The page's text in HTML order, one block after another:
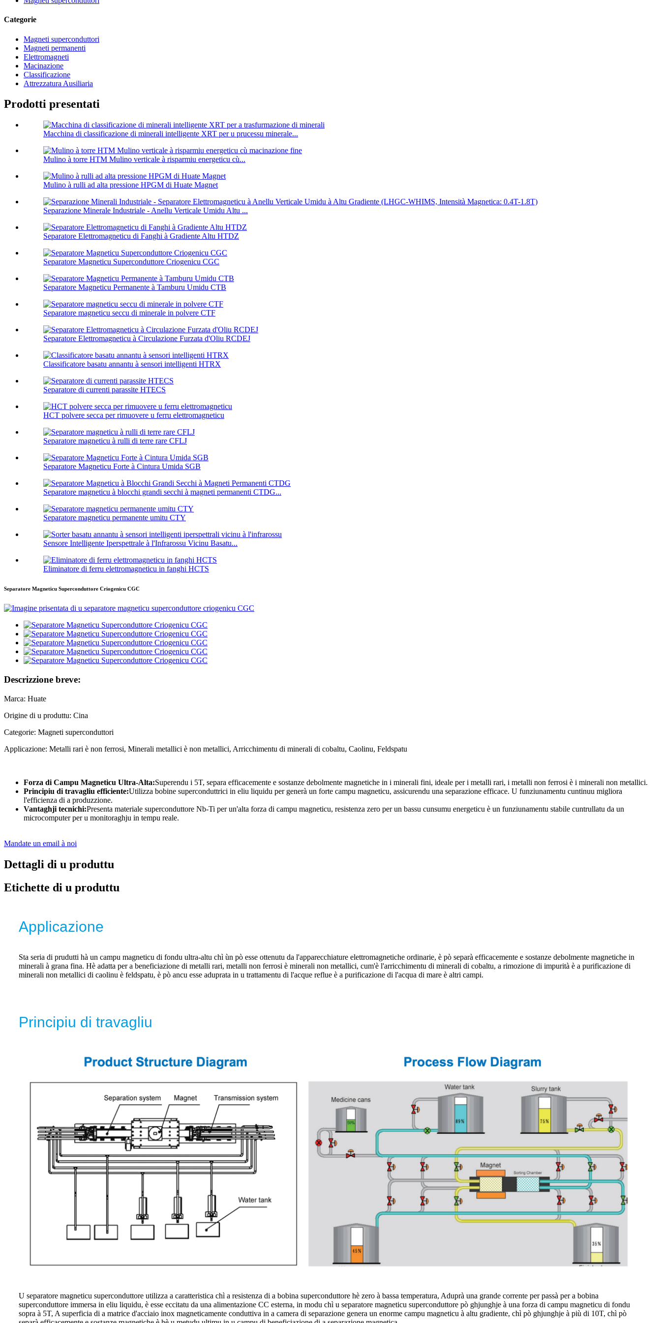
Categorie
Magneti superconduttori
Magneti permanenti
Elettromagneti
Macinazione
Classificazione
Attrezzatura Ausiliaria
Prodotti presentati
Macchina di classificazione di minerali intelligente XRT per u prucessu minerale...
Mulino à torre HTM Mulino verticale à risparmiu energeticu cù...
Mulino à rulli ad alta pressione HPGM di Huate Magnet
Separazione Minerale Industriale - Anellu Verticale Umidu Altu ...
Separatore Elettromagneticu di Fanghi à Gradiente Altu HTDZ
Separatore Magneticu Superconduttore Criogenicu CGC
Separatore Magneticu Permanente à Tamburu Umidu CTB
Separatore magneticu seccu di minerale in polvere CTF
Separatore Elettromagneticu à Circulazione Furzata d'Oliu RCDEJ
Classificatore basatu annantu à sensori intelligenti HTRX
Separatore di currenti parassite HTECS
HCT polvere secca per rimuovere u ferru elettromagneticu
Separatore magneticu à rulli di terre rare CFLJ
Separatore Magneticu Forte à Cintura Umida SGB
Separatore magneticu à blocchi grandi secchi à magneti permanenti CTDG...
Separatore magneticu permanente umitu CTY
Sensore Intelligente Iperspettrale à l'Infrarossu Vicinu Basatu...
Eliminatore di ferru elettromagneticu in fanghi HCTS
Separatore Magneticu Superconduttore Criogenicu CGC
Descrizzione breve:
Marca: Huate
Origine di u produttu: Cina
Categorie: Magneti superconduttori
Applicazione: Metalli rari è non ferrosi, Minerali metallici è non metallici, Arricchimentu di minerali di cobaltu, Caolinu, Feldspatu
Forza di Campu Magneticu Ultra-Alta:Superendu i 5T, separa efficacemente e sostanze debolmente magnetiche in i minerali fini, ideale per i metalli rari, i metalli non ferrosi è i minerali non metallici.
Principiu di travagliu efficiente:Utilizza bobine superconduttrici in eliu liquidu per generà un forte campu magneticu, assicurendu una separazione efficace. U funziunamentu cuntinuu migliora
l'efficienza di a produzzione.
Vantaghji tecnichi:Presenta materiale superconduttore Nb-Ti per un'alta forza di campu magneticu, resistenza zero per un bassu cunsumu energeticu è un funziunamentu stabile cuntrullatu da un
microcomputer per u monitoraghju in tempu reale.
Mandate un email à noi
Dettagli di u produttu
Etichette di u produttu
Applicazione
Sta seria di prudutti hà un campu magneticu di fondu ultra-altu chì ùn pò esse ottenutu da l'apparecchiature elettromagnetiche ordinarie, è pò separà efficacemente e sostanze debolmente magnetiche in
minerali à grana fina. Hè adatta per a beneficiazione di metalli rari, metalli non ferrosi è minerali non metallici, cum'è l'arricchimentu di minerali di cobaltu, a rimozione di impurità è a purificazione di
minerali non metallici di caolinu è feldspatu, è pò ancu esse aduprata in u trattamentu di l'acque reflue è a purificazione di l'acqua di mare è altri campi.
Principiu di travagliu
U separatore magneticu superconduttore utilizza a caratteristica chì a resistenza di a bobina superconduttore hè zero à bassa temperatura, Aduprà una grande corrente per passà per a bobina
superconduttore immersa in eliu liquidu, è esse eccitatu da una alimentazione CC esterna, in modu chì u separatore magneticu superconduttore pò ghjunghje à una forza di campu magneticu di fondu
sopra à 5T, A superficia di a matrice d'acciaio inox magneticamente conduttiva in a camera di separazione genera un enorme campu magneticu à altu gradiente, chì pò ghjunghje à più di 10T, chì pò